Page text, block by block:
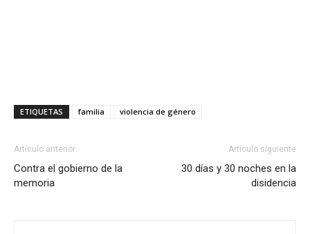
ETIQUETAS familia violencia de género
Artículo anterior
Contra el gobierno de la
memoria
Artículo siguiente
30 días y 30 noches en la
disidencia